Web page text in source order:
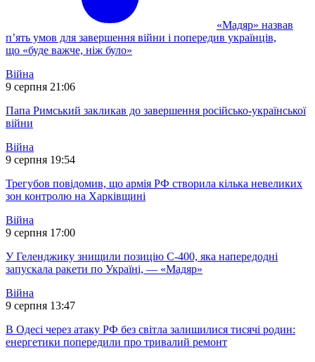
«Мадяр» назвав
п’ять умов для завершення війни і попередив українців,
що «буде важче, ніж було»
Війна
9 серпня 21:06
Папа Римський закликав до завершення російсько-української
війни
Війна
9 серпня 19:54
Трегубов повідомив, що армія РФ створила кілька невеликих
зон контролю на Харківщині
Війна
9 серпня 17:00
У Геленджику знищили позицію С-400, яка напередодні
запускала ракети по Україні, — «Мадяр»
Війна
9 серпня 13:47
В Одесі через атаку РФ без світла залишилися тисячі родин:
енергетики попередили про тривалий ремонт